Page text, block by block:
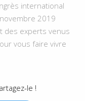
international
2019
des experts venus
vous faire vivre
le !